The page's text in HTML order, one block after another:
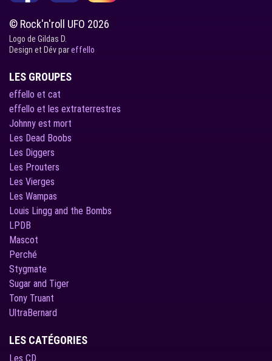
© Rock'n'roll UFO 2026
Logo de Gildas D.
Design et Dév pareffello
LES GROUPES
effello et cat
effello et les extraterrestres
Johnny est mort
Les Dead Boobs
Les Diggers
Les Prouters
Les Vierges
Les Wampas
Louis Lingg and the Bombs
LPDB
Mascot
Perché
Stygmate
Sugar and Tiger
Tony Truant
UltraBernard
LES CATÉGORIES
Les CD